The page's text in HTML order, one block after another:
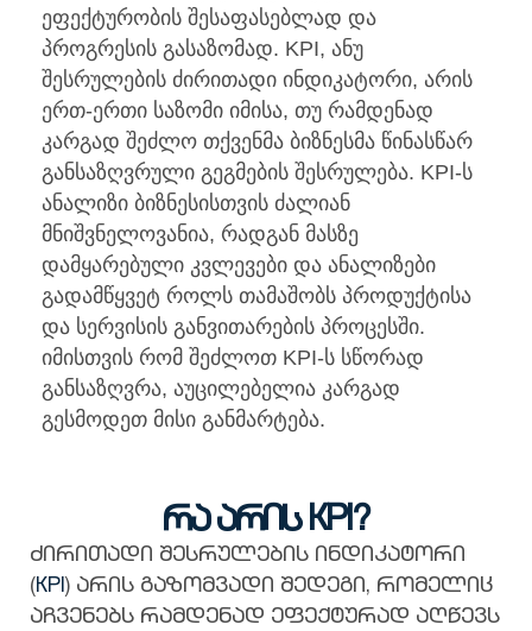
ეფექტურობის შესაფასებლად და
პროგრესის გასაზომად. KPI, ანუ
შესრულების ძირითადი ინდიკატორი, არის
ერთ-ერთი საზომი იმისა, თუ რამდენად
კარგად შეძლო თქვენმა ბიზნესმა წინასწარ
განსაზღვრული გეგმების შესრულება. KPI-ს
ანალიზი ბიზნესისთვის ძალიან
მნიშვნელოვანია, რადგან მასზე
დამყარებული კვლევები და ანალიზები
გადამწყვეტ როლს თამაშობს პროდუქტისა
და სერვისის განვითარების პროცესში.
იმისთვის რომ შეძლოთ KPI-ს სწორად
განსაზღვრა, აუცილებელია კარგად
გესმოდეთ მისი განმარტება.
რა არის KPI?
ძირითადი შესრულების ინდიკატორი
(KPI) არის გაზომვადი შედეგი, რომელიც
აჩვენებს რამდენად ეფექტურად აღწევს